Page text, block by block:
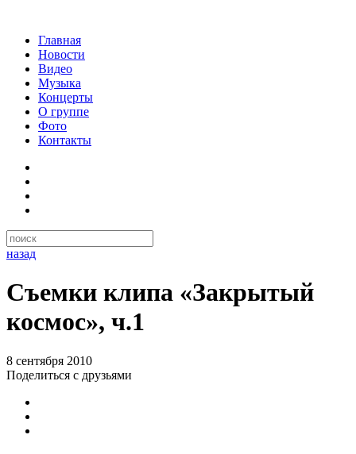
Главная
Новости
Видео
Музыка
Концерты
О группе
Фото
Контакты
назад
Съемки клипа «Закрытый
космос», ч.1
8 сентября 2010
Поделиться с друзьями